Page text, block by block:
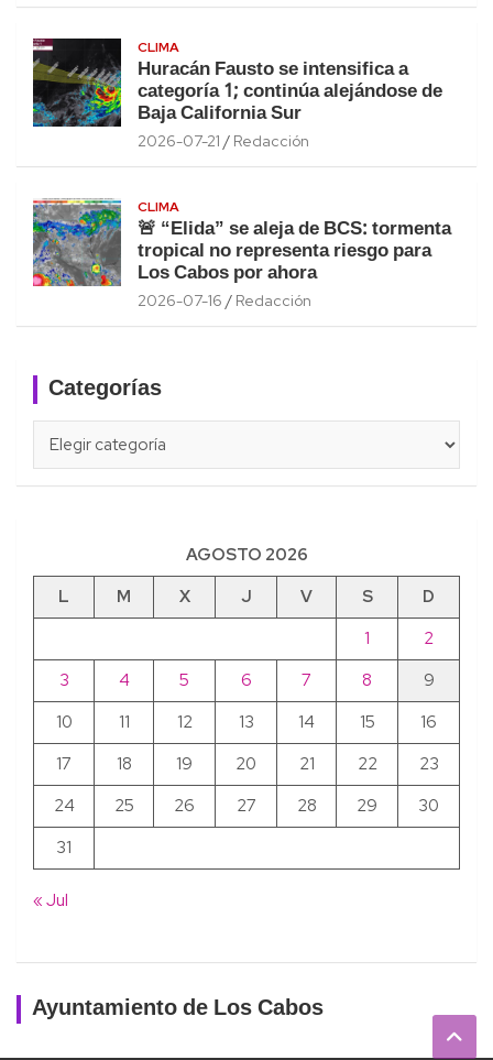
CLIMA
Huracán Fausto se intensifica a
categoría 1; continúa alejándose de
Baja California Sur
2026-07-21 Redacción
CLIMA
🚨 “Elida” se aleja de BCS: tormenta
tropical no representa riesgo para
Los Cabos por ahora
2026-07-16 Redacción
Categorías
AGOSTO 2026
L
M X J V S
D
1
2
3
4 5 6 7 8
9
10
11 12 13 14 15
16
17
18 19 20 21 22
23
24
25 26 27 28 29
30
31
« Jul
Ayuntamiento de Los Cabos